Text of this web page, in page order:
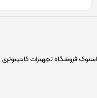
فروشگاه تجهیزات